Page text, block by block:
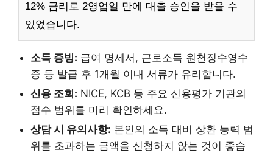
12% 금리로 2영업일 만에 대출 승인을 받을 수
있었습니다.
소득 증빙: 급여 명세서, 근로소득 원천징수영수
증 등 발급 후 1개월 이내 서류가 유리합니다.
신용 조회: NICE, KCB 등 주요 신용평가 기관의
점수 범위를 미리 확인하세요.
상담 시 유의사항: 본인의 소득 대비 상환 능력 범
위를 초과하는 금액을 신청하지 않는 것이 좋습